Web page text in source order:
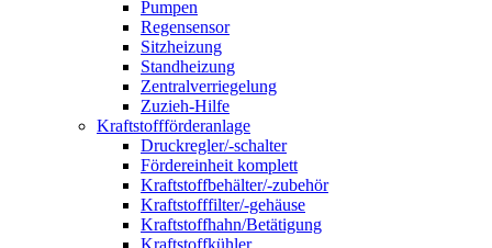
Pumpen
Regensensor
Sitzheizung
Standheizung
Zentralverriegelung
Zuzieh-Hilfe
Kraftstoffförderanlage
Druckregler/-schalter
Fördereinheit komplett
Kraftstoffbehälter/-zubehör
Kraftstofffilter/-gehäuse
Kraftstoffhahn/Betätigung
Kraftstoffkühler